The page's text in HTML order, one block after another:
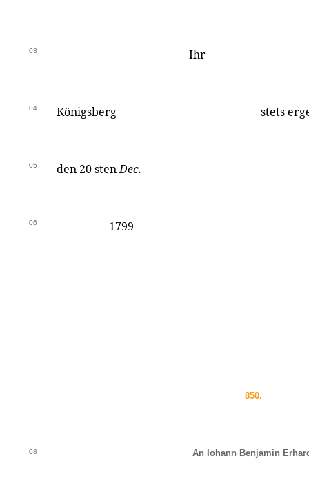
03 Ihr
04 Königsberg stets
05 den 20 stenDec.
06 1799
850.
08 An Iohann Benjamin